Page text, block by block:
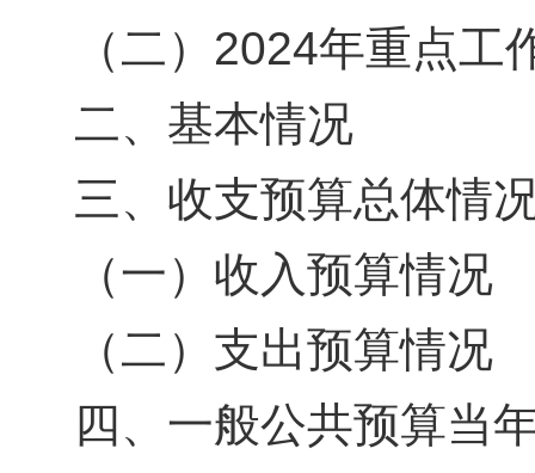
（二）2024年重点工
二、基本情况
三、收支预算总体情
（一）收入预算情况
（二）支出预算情况
四、一般公共预算当